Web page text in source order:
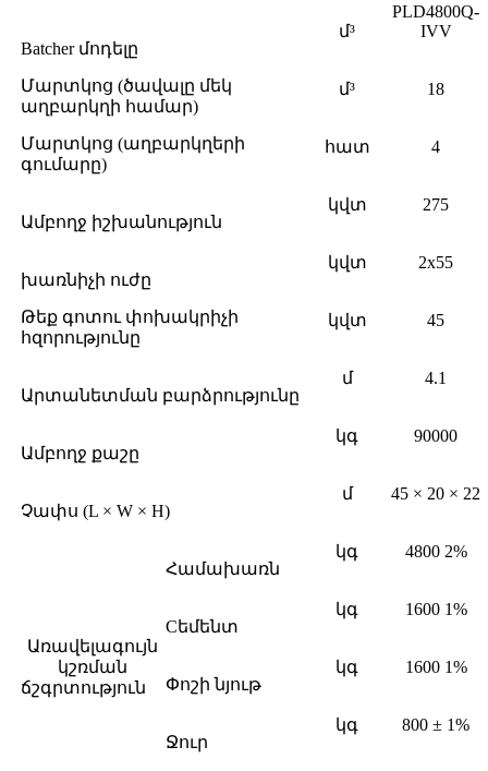
Batcher մոդելը
մ³
PLD4800Q-
IVV
Մարտկոց (ծավալը մեկ
աղբարկղի համար)
մ³ 18
Մարտկոց (աղբարկղերի
գումարը)
հատ 4
Ամբողջ իշխանություն
կվտ 275
խառնիչի ուժը
կվտ 2x55
Թեք գոտու փոխակրիչի
հզորությունը
կվտ 45
Արտանետման բարձրությունը
մ 4.1
Ամբողջ քաշը
կգ 90000
Չափս (L × W × H)
մ 45 × 20 × 22
Առավելագույն
կշռման
ճշգրտություն
Համախառն
կգ 4800 2%
Cեմենտ
կգ 1600 1%
Փոշի նյութ
կգ 1600 1%
Ջուր
կգ 800 ± 1%